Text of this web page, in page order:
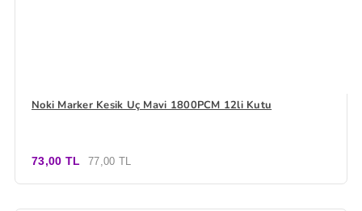
Noki Marker Kesik Uç Mavi 1800PCM 12li Kutu
73,00 TL 77,00 TL